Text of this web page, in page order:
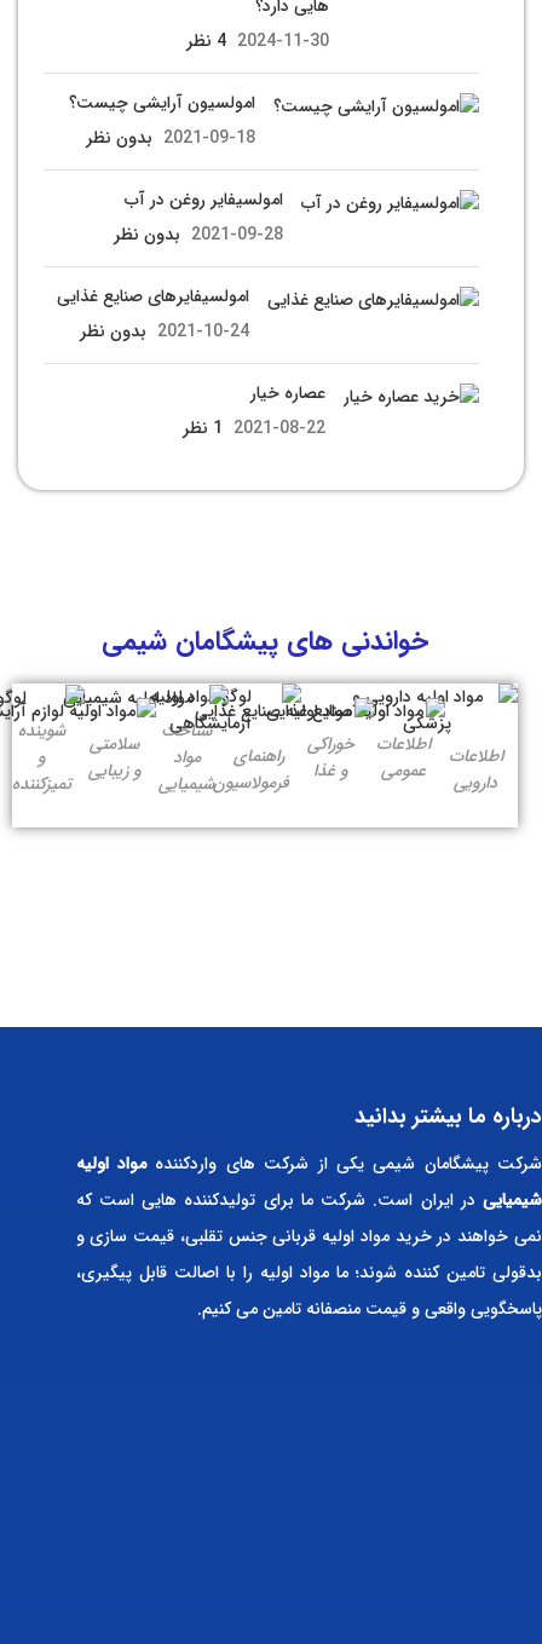
هایی دارد؟
2024-11-30 4 نظر
امولسیون آرایشی چیست؟
2021-09-18 بدون نظر
امولسیفایر روغن در آب
2021-09-28 بدون نظر
امولسیفایرهای صنایع غذایی
2021-10-24 بدون نظر
عصاره خیار
2021-08-22 1 نظر
خواندنی های پیشگامان شیمی
اطلاعات
دارویی
اطلاعات
عمومی
خوراکی
و غذا
راهنمای
فرمولاسیون
شناخت
مواد
شیمیایی
سلامتی
و زیبایی
شوینده
و
تمیزکننده
درباره ما بیشتر بدانید
شرکت پیشگامان شیمی یکی از شرکت های واردکنندهمواد اولیه
شیمیایی در ایران است. شرکت ما برای تولیدکننده هایی است که
نمی خواهند در خرید مواد اولیه قربانی جنس تقلبی، قیمت سازی و
بدقولی تامین کننده شوند؛ ما مواد اولیه را با اصالت قابل پیگیری،
پاسخگویی واقعی و قیمت منصفانه تامین می کنیم.